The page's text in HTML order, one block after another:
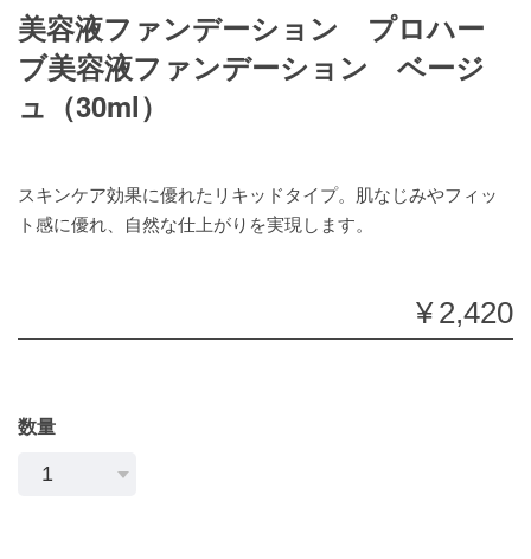
美容液ファンデーション プロハー
ブ美容液ファンデーション ベージ
ュ（30ml）
スキンケア効果に優れたリキッドタイプ。肌なじみやフィッ
ト感に優れ、自然な仕上がりを実現します。
¥2,420
数量